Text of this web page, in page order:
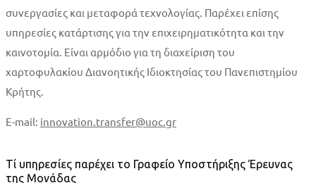
συνεργασίες και μεταφορά τεχνολογίας. Παρέχει επίσης
υπηρεσίες κατάρτισης για την επιχειρηματικότητα και την
καινοτομία. Είναι αρμόδιο για τη διαχείριση του
χαρτοφυλακίου Διανοητικής Ιδιοκτησίας του Πανεπιστημίου
Κρήτης.
E-mail: innovation.transfer@uoc.gr
Τί υπηρεσίες παρέχει το Γραφείο Υποστήριξης Έρευνας
της Μονάδας